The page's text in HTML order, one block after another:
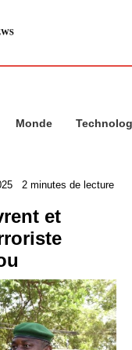
Monde
2 minutes de lecture
et